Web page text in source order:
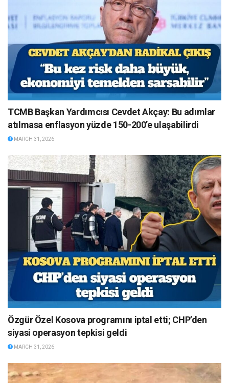
TCMB Başkan Yardımcısı Cevdet Akçay: Bu adımlar
atılmasa enflasyon yüzde 150-200’e ulaşabilirdi
MARCH 31, 2026
Özgür Özel Kosova programını iptal etti; CHP’den
siyasi operasyon tepkisi geldi
MARCH 31, 2026